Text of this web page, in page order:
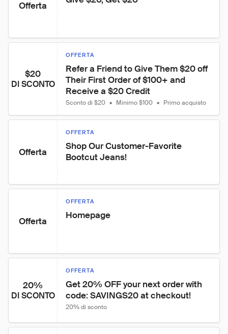
Offerta
$20
DI SCONTO
OFFERTA
Refer a Friend to Give Them $20 off
Their First Order of $100+ and
Receive a $20 Credit
Sconto di $20 • Minimo $100 • Primo acquisto
Offerta
OFFERTA
Shop Our Customer-Favorite
Bootcut Jeans!
Offerta
OFFERTA
Homepage
20%
DI SCONTO
OFFERTA
Get 20% OFF your next order with
code: SAVINGS20 at checkout!
20% di sconto